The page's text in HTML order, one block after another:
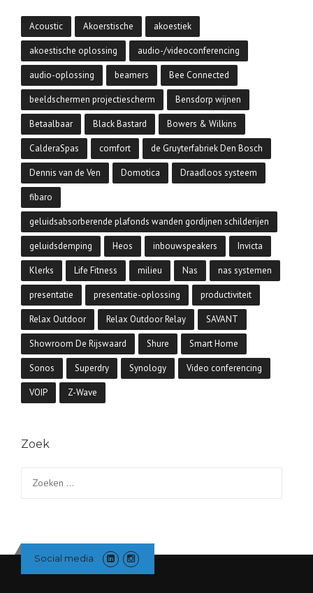
Acoustic Akoerstische akoestiek
akoestische oplossing audio-/videoconferencing
audio-oplossing beamers Bee Connected
beeldschermen projectiescherm Bensdorp wijnen
Betaalbaar Black Bastard Bowers & Wilkins
CalderaSpas comfort de Gruyterfabriek Den Bosch
Dennis van de Ven Domotica Draadloos systeem
fibaro
geluidsabsorberende plafonds wanden gordijnen schilderijen
geluidsdemping Heos inbouwspeakers Invicta
Klerks Life Fitness milieu Nas nas systemen
presentatie presentatie-oplossing productiviteit
Relax Outdoor Relax Outdoor Relay SAVANT
Showroom De Rijswaard Shure Smart Home
Sonos Superdry Synology Video conferencing
VOIP Z-Wave
Zoek
naar:
Social media